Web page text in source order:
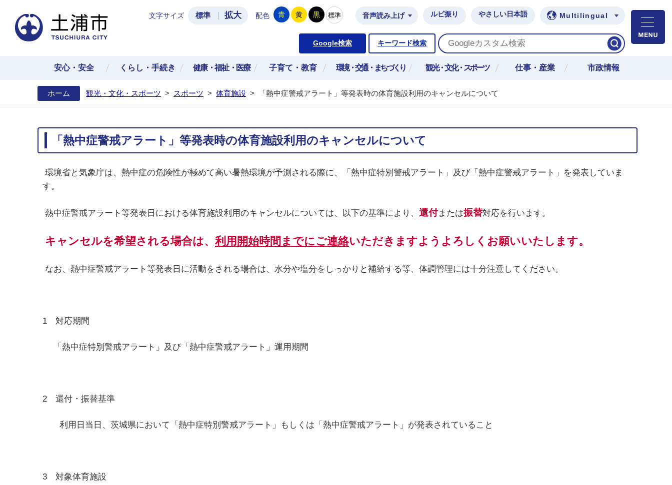
土浦市公式ホームページ
文字サイズ 標準 拡大 配色 青 黄 黒 標準 音声読み上げ ルビ振り やさしい日本語 Multilingual
Google検索 キーワード検索
安心・安全 くらし・手続き 健康・福祉・医療 子育て・教育 環境・交通・まちづくり 観光・文化・スポーツ 仕事・産業 市政情報
ホーム 観光・文化・スポーツ > スポーツ > 体育施設 > 「熱中症警戒アラート」等発表時の体育施設利用のキャンセルについて
「熱中症警戒アラート」等発表時の体育施設利用のキャンセルについて
環境省と気象庁は、熱中症の危険性が極めて高い暑熱環境が予測される際に、「熱中症特別警戒アラート」及び「熱中症警戒アラート」を発表していま
す。
熱中症警戒アラート等発表日における体育施設利用のキャンセルについては、以下の基準により、 還付または振替対応を行います。
キャンセルを希望される場合は、 利用開始時間までにご連絡いただきますようよろしくお願いいたします。
なお、熱中症警戒アラート等発表日に活動をされる場合は、水分や塩分をしっかりと補給する等、体調管理には十分注意してください。
1 対応期間
「熱中症特別警戒アラート」及び「熱中症警戒アラート」運用期間
2 還付・振替基準
利用日当日、茨城県において「熱中症特別警戒アラート」もしくは「熱中症警戒アラート」が発表されていること
3 対象体育施設